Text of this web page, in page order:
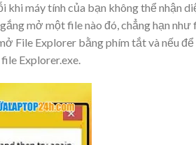
khi máy tính của bạn không thể nhận
mở một file nào đó, chẳng hạn như
File Explorer bằng phím tắt và nếu để
Explorer.exe.